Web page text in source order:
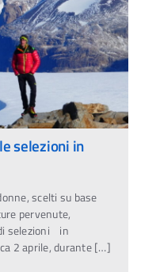
selezioni in
scelti su base
pervenute,
selezioni in
2 aprile, durante […]